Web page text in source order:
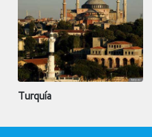
Turquía